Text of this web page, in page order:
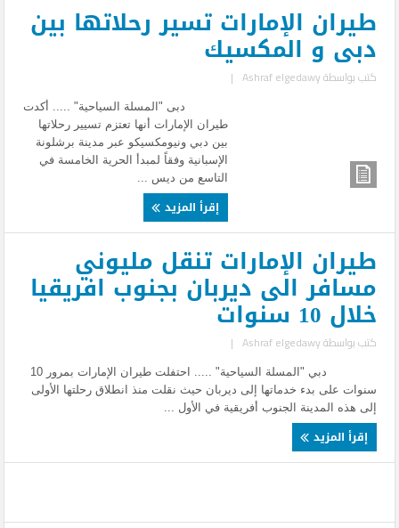
طيران الإمارات تسير رحلاتها بين
دبى و المكسيك
كتب بواسطةAshraf elgedawy
|
دبى "المسلة السياحية" ..... أكدت
طيران الإمارات أنها تعتزم تسيير رحلاتها
بين دبي ونيومكسيكو عبر مدينة برشلونة
الإسبانية وفقاً لمبدأ الحرية الخامسة في
التاسع من ديس ...
إقرأ المزيد
طيران الإمارات تنقل مليوني
مسافر الى ديربان بجنوب افريقيا
خلال 10 سنوات
كتب بواسطةAshraf elgedawy
|
دبي "المسلة السياحية" ..... احتفلت طيران الإمارات بمرور 10
سنوات على بدء خدماتها إلى ديربان حيث نقلت منذ انطلاق رحلتها الأولى
إلى هذه المدينة الجنوب أفريقية في الأول ...
إقرأ المزيد